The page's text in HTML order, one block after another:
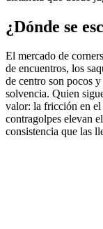
¿Dónde se
El mercado de
de encuentros, los
de centro son pocos
solvencia. Quien
valor: la fricción en el
contragolpes elevan
consistencia que las